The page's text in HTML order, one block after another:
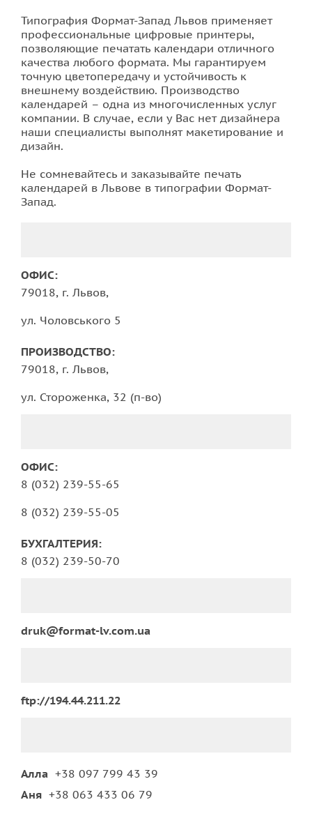
Типография Формат-Запад Львов применяет
профессиональные цифровые принтеры,
позволяющие печатать календари отличного
качества любого формата. Мы гарантируем
точную цветопередачу и устойчивость к
внешнему воздействию. Производство
календарей – одна из многочисленных услуг
компании. В случае, если у Вас нет дизайнера
наши специалисты выполнят макетирование и
дизайн.
Не сомневайтесь и заказывайте печать
календарей в Львове в типографии Формат-
Запад.
ОФИС:
79018, г. Львов,
ул. Чоловського 5
ПРОИЗВОДСТВО:
79018, г. Львов,
ул. Стороженка, 32 (п-во)
ОФИС:
8 (032) 239-55-65
8 (032) 239-55-05
БУХГАЛТЕРИЯ:
8 (032) 239-50-70
druk@format-lv.com.ua
ftp://194.44.211.22
Алла +38 097 799 43 39
Аня +38 063 433 06 79